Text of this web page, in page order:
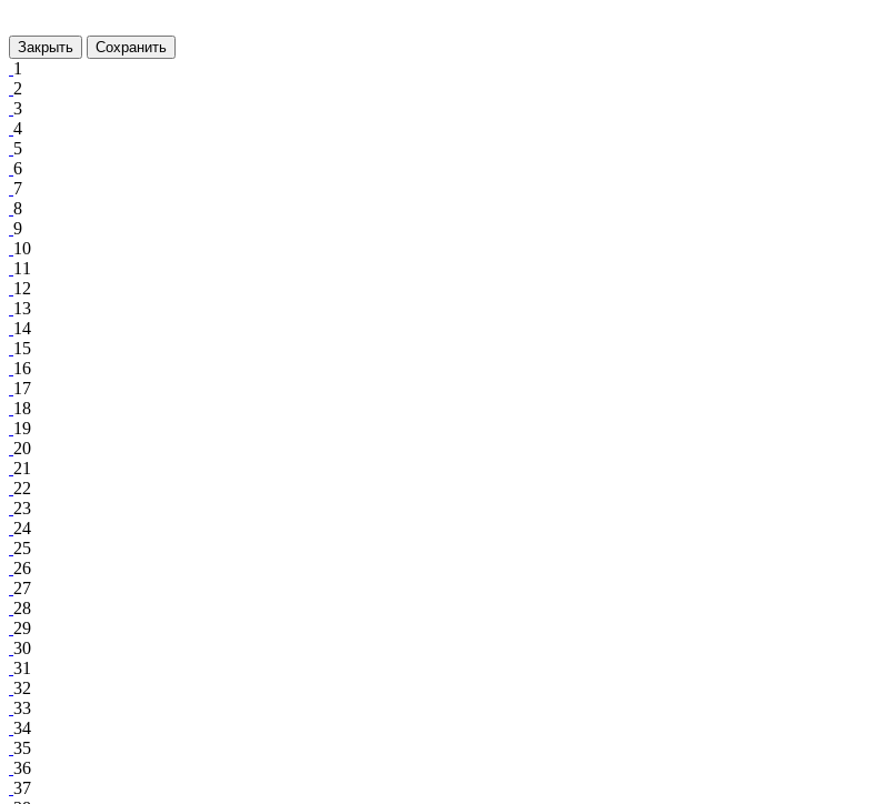
Закрыть Сохранить
1
2
3
4
5
6
7
8
9
10
11
12
13
14
15
16
17
18
19
20
21
22
23
24
25
26
27
28
29
30
31
32
33
34
35
36
37